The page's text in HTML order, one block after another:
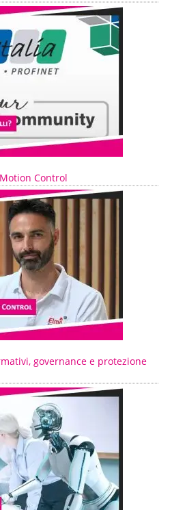
Control
governance e protezione